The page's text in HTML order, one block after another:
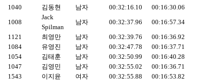
1040
김동현 남자 00:32:16.10
00:16:30.06
1008
Jack
Spilman
남자 00:32:37.96
00:16:57.34
1121
최영만 남자 00:32:39.76
00:16:36.92
1084
유영진 남자 00:32:47.78
00:16:37.71
1054
김태훈 남자 00:32:50.99
00:16:40.28
1047
김영민 남자 00:32:55.02
00:16:36.71
1543
이지윤 여자 00:32:55.88
00:16:53.82